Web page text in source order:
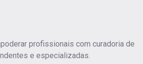
profissionais com curadoria de
e especializadas.